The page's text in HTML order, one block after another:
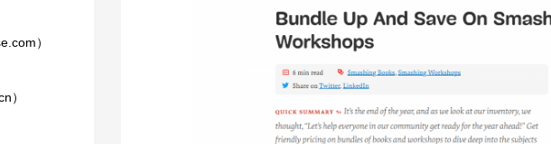
）
）